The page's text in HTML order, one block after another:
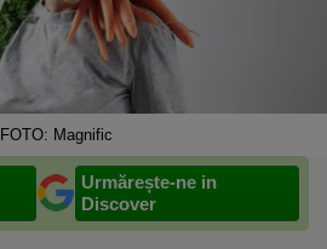
FOTO: Magnific
Urmărește-ne in
Discover